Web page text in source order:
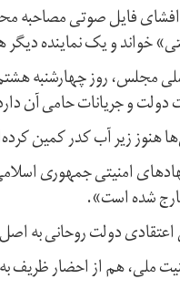
افشای فایل صوتی
و یک نماینده دیگر
مجلس، روز چهارشنبه
دولت و جریانات حامی آن
هنوز زیر آب کدر کمین
امنیتی جمهوری
شده است».
دولت روحانی به
ملی،‌ هم از احضار